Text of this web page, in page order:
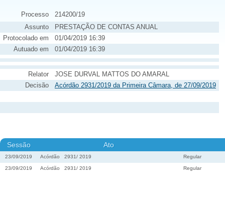
Processo
214200/19
Assunto
PRESTAÇÃO DE CONTAS ANUAL
Protocolado em
01/04/2019 16:39
Autuado em
01/04/2019 16:39
Relator
JOSE DURVAL MATTOS DO AMARAL
Decisão
Acórdão 2931/2019 da Primeira Câmara, de 27/09/2019
Sessão Ato
23/09/2019 Acórdão 2931/ 2019 Regular
23/09/2019 Acórdão 2931/ 2019 Regular